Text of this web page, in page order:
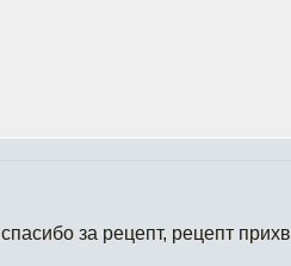
спасибо за рецепт, рецепт